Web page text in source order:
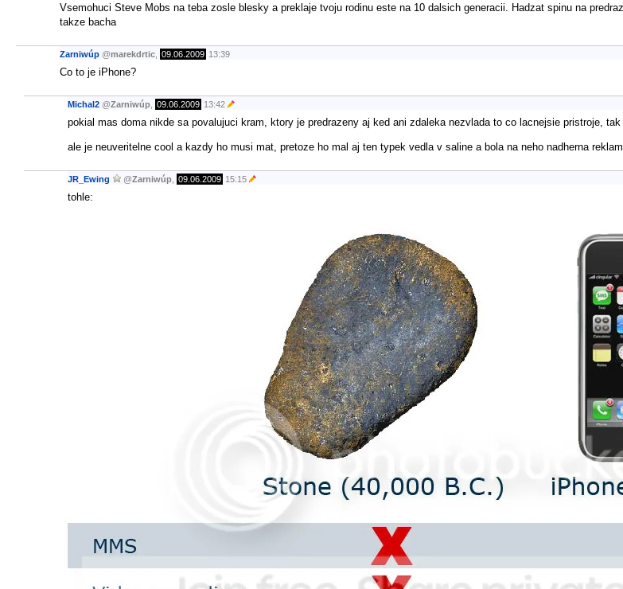
Vsemohuci Steve Mobs na teba zosle blesky a preklaje tvoju rodinu este na 10 dalsich generacii. Hadzat spinu na
takze bacha
Zarniwúp @marekdrtic 09.06.2009 13:39
Co to je iPhone?
Michal2 @Zarniwúp 09.06.2009 13:42
pokial mas doma nikde sa povalujuci kram, ktory je predrazeny aj ked ani zdaleka nezvlada to co lacnejsie pristroje,
ale je neuveritelne cool a kazdy ho musi mat, pretoze ho mal aj ten typek vedla v saline a bola na neho nadherna
JR_Ewing @Zarniwúp 09.06.2009 15:15
tohle: